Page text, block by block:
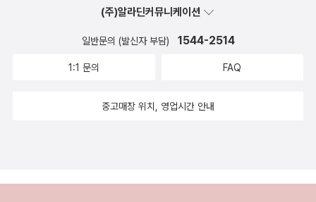
로 독점 관리 관치금융을 해체하고 중국 신뢰 시스템의 기반을 만들
어나가고 있는지에 관한 때맞춰 나온 보고서이다(중국 BAT 중 B, 바
1쇄가 나왔는데, 2018년 1월의 일까지 다루고 있다. 실용주의적 기술
언제 (중앙집권형) 법정 가상화폐를 발행할 것인지도 귀추가 주목된
(주)알라딘커뮤니케이션
일반문의 (발신자 부담) 1544-2514
1:1 문의 FAQ
중고매장 위치, 영업시간 안내